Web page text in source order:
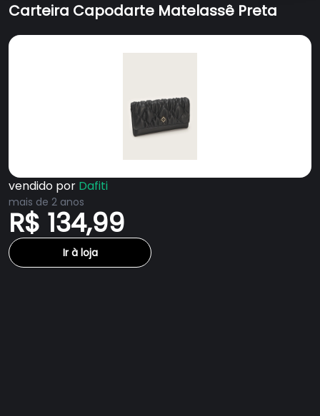
Carteira Capodarte Matelassê Preta
vendido por Dafiti
mais de 2 anos
R$ 134,99
Ir à loja